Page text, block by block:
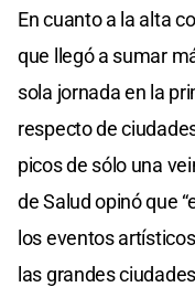
En cuanto a la alta
que llegó a sumar
sola jornada en la
respecto de
picos de sólo una
de Salud opinó que
los eventos
las grandes